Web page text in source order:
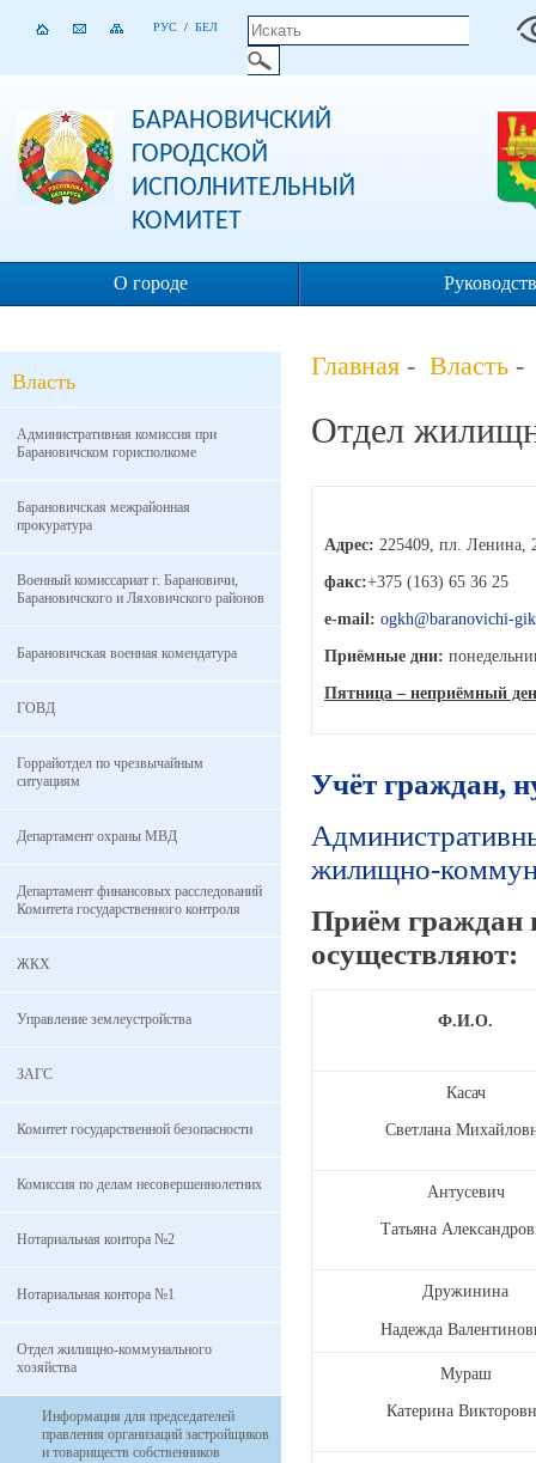
РУС / БЕЛ
БАРАНОВИЧСКИЙ
ГОРОДСКОЙ
ИСПОЛНИТЕЛЬНЫЙ
КОМИТЕТ
О городе
Власть
Административная комиссия при
Барановичском горисполкоме
Барановичская межрайонная
прокуратура
Военный комиссариат г. Барановичи,
Барановичского и Ляховичского районов
Барановичская военная комендатура
ГОВД
Горрайотдел по чрезвычайным
ситуациям
Департамент охраны МВД
Департамент финансовых расследований
Комитета государственного контроля
ЖКХ
Управление землеустройства
ЗАГС
Комитет государственной безопасности
Комиссия по делам несовершеннолетних
Нотариальная контора №2
Нотариальная контора №1
Отдел жилищно-коммунального
хозяйства
Информация для председателей
правления организаций застройщиков
и товариществ собственников
Главная - Власть -
Отдел
Адрес: 225409, пл. Ленина,
факс:+375 (163) 65 36 25
e-mail: ogkh@baranovichi-
Приёмные дни:
Пятница – неприёмный
Учёт граждан,
жилищно-
Приём граждан
осуществляют:
Ф.И.О.
Касач
Светлана
Антусевич
Татьяна
Дружинина
Надежда
Мураш
Катерина